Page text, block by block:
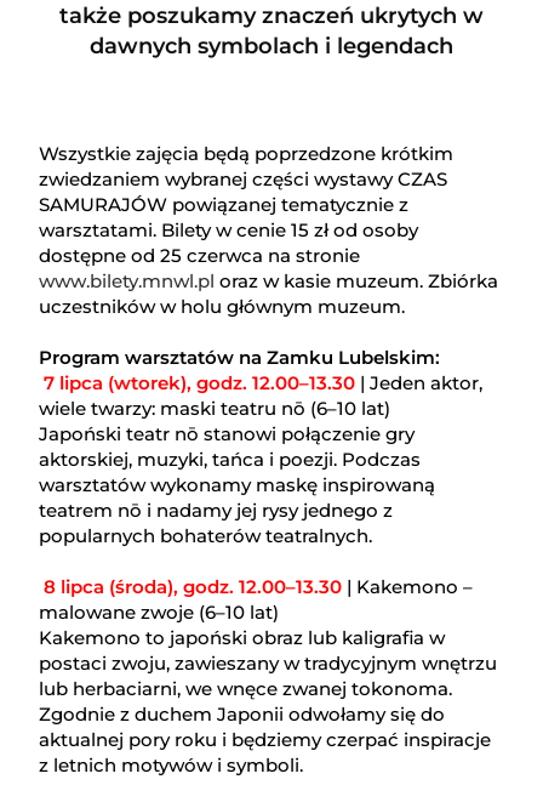
także poszukamy znaczeń ukrytych w
dawnych symbolach i legendach
Wszystkie zajęcia będą poprzedzone krótkim
zwiedzaniem wybranej części wystawy CZAS
SAMURAJÓW powiązanej tematycznie z
warsztatami. Bilety w cenie 15 zł od osoby
dostępne od 25 czerwca na stronie
www.bilety.mnwl.pl oraz w kasie muzeum. Zbiórka
uczestników w holu głównym muzeum.
Program warsztatów na Zamku Lubelskim:
7 lipca (wtorek), godz. 12.00–13.30 | Jeden aktor,
wiele twarzy: maski teatru nō (6–10 lat)
Japoński teatr nō stanowi połączenie gry
aktorskiej, muzyki, tańca i poezji. Podczas
warsztatów wykonamy maskę inspirowaną
teatrem nō i nadamy jej rysy jednego z
popularnych bohaterów teatralnych.
8 lipca (środa), godz. 12.00–13.30 | Kakemono –
malowane zwoje (6–10 lat)
Kakemono to japoński obraz lub kaligrafia w
postaci zwoju, zawieszany w tradycyjnym wnętrzu
lub herbaciarni, we wnęce zwanej tokonoma.
Zgodnie z duchem Japonii odwołamy się do
aktualnej pory roku i będziemy czerpać inspiracje
z letnich motywów i symboli.